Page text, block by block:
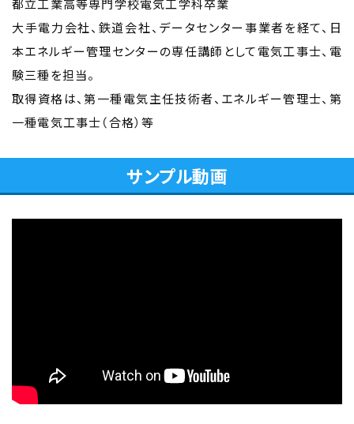
都立工業高等専門学校電気工学科卒業
大手電力会社、鉄道会社、データセンター事業者を経て、日
本エネルギー管理センターの専任講師として電気工事士、電
験三種を担当。
取得資格は、第一種電気主任技術者、エネルギー管理士、第
一種電気工事士（合格）等
サンプル動画